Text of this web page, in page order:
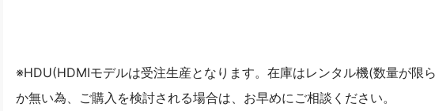
※HDU(HDMIモデルは受注生産となります。在庫はレンタル機(数量が限
か無い為、ご購入を検討される場合は、お早めにご相談ください。